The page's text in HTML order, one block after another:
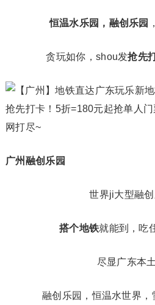
恒温水乐园，融创乐园
贪玩如你，shou发抢先
广州融创乐园
世界ji大型融创
搭个地铁就能到，吃
尽显广东本
融创乐园，恒温水世界，